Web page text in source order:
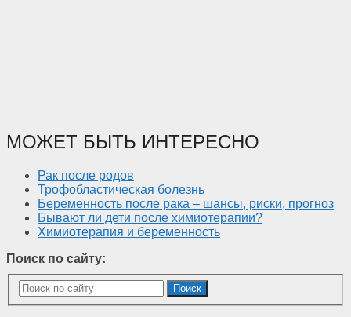
МОЖЕТ БЫТЬ ИНТЕРЕСНО
Рак после родов
Трофобластическая болезнь
Беременность после рака – шансы, риски, прогноз
Бывают ли дети после химиотерапии?
Химиотерапия и беременность
Поиск по сайту:
Поиск